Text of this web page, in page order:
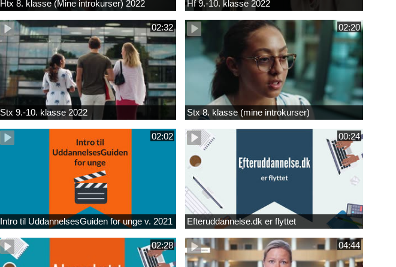
Htx 8. klasse (Mine introkurser) 2022 Hf 9.-10. klasse 2022
02:32
Stx 9.-10. klasse 2022
02:20
Stx 8. klasse (mine introkurser)
02:02
Intro til UddannelsesGuiden for unge v. 2021
00:24
Efteruddannelse.dk er flyttet
02:28 04:44